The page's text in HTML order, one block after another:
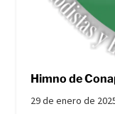
Himno de
29 de enero de